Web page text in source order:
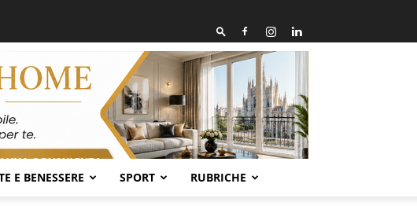
E BENESSERE SPORT RUBRICHE